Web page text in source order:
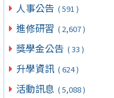
人事公告 ( 591 )
進修研習 ( 2,607 )
獎學金公告 ( 33 )
升學資訊 ( 624 )
活動訊息 ( 5,088 )